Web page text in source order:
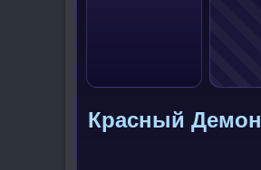
Красный Демон